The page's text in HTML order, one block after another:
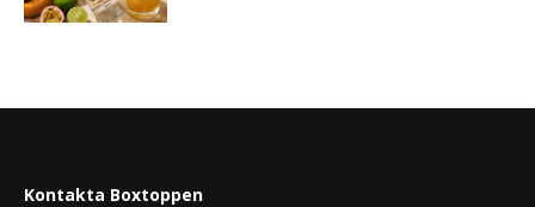
Kontakta Boxtoppen